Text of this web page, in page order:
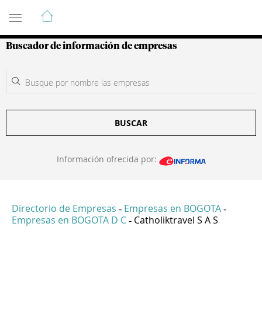
Guía de Empresas Colombianas
Buscador de información de empresas
BUSCAR
Información ofrecida por:
Directorio de Empresas - Empresas en BOGOTA -
Empresas en BOGOTA D C - Catholiktravel S A S